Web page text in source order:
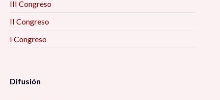
III Congreso
II Congreso
I Congreso
Difusión